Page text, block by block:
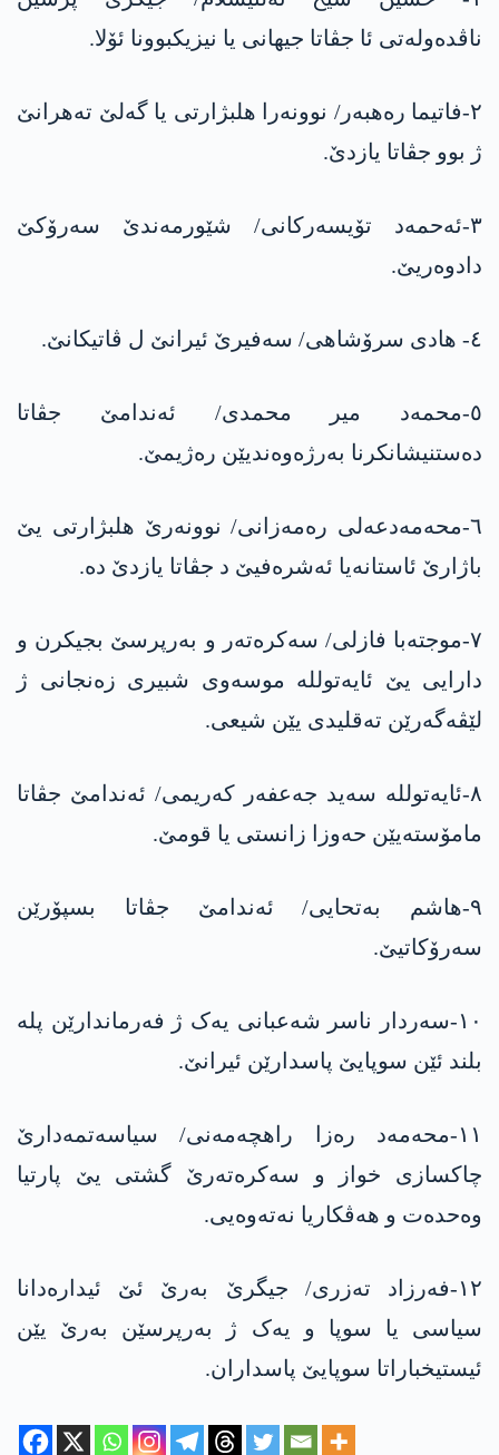
ناڤدەولەتی ئا جڤاتا جیهانی یا نیزیکبوونا ئۆلا.
٢-فاتیما رەهبەر/ نوونەرا هلبژارتی یا گەلێ تەهرانێ
ژ بوو جڤاتا یازدێ.
٣-ئەحمەد تۆیسەرکانی/ شێورمەندێ سەرۆکێ
دادوەریێ.
٤- هادی سرۆشاهی/ سەفیرێ ئیرانێ ل ڤاتیکانێ.
٥-محمەد میر محمدی/ ئەندامێ جڤاتا
دەستنیشانکرنا بەرژەوەندیێن رەژیمێ.
٦-محەمەدعەلی رەمەزانی/ نوونەرێ هلبژارتی یێ
باژارێ ئاستانەیا ئەشرەفیێ د جڤاتا یازدێ دە.
٧-موجتەبا فازلی/ سەکرەتەر و بەرپرسێ بجیکرن و
دارایی یێ ئایەتولله موسەوی شبیری زەنجانی ژ
لێڤەگەرێن تەقلیدی یێن شیعی.
٨-ئایەتولله سەید جەعفەر کەریمی/ ئەندامێ جڤاتا
مامۆستەیێن حەوزا زانستی یا قومێ.
٩-هاشم بەتحایی/ ئەندامێ جڤاتا بسپۆرێن
سەرۆکاتیێ.
١٠-سەردار ناسر شەعبانی یەک ژ فەرماندارێن پلە
بلند ئێن سوپایێ پاسدارێن ئیرانێ.
١١-محەمەد رەزا راهچەمەنی/ سیاسەتمەدارێ
چاکسازی خواز و سەکرەتەرێ گشتی یێ پارتیا
وەحدەت و هەڤکاریا نەتەوەیی.
١٢-فەرزاد تەزری/ جیگرێ بەرێ ئێ ئیدارەدانا
سیاسی یا سوپا و یەک ژ بەرپرسێن بەرێ یێن
ئیستیخباراتا سوپایێ پاسداران.